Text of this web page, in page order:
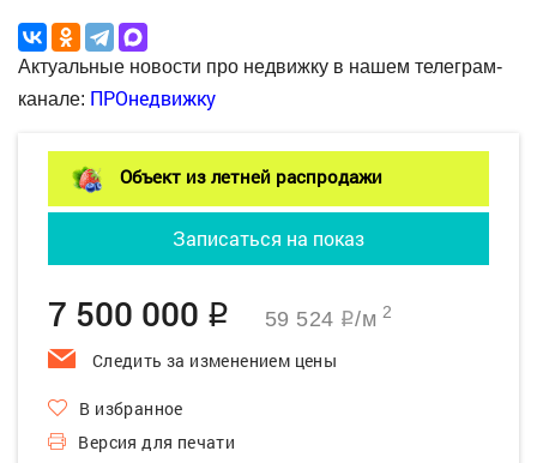
Актуальные новости про недвижку в нашем телеграм-
канале: ПРОнедвижку
Объект из летней распродажи
Записаться на показ
7 500 000 q 59 524 q/м2
Следить за изменением цены
В избранное
Версия для печати